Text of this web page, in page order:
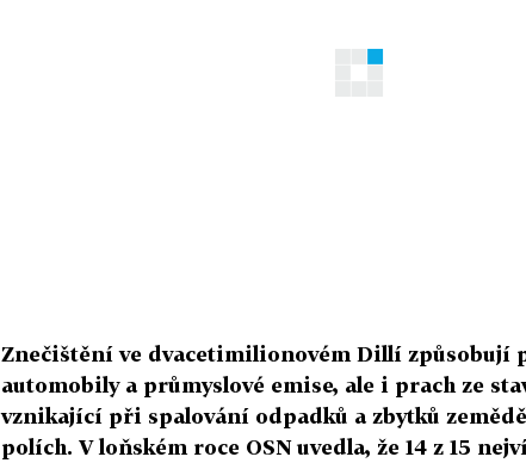
Znečištění ve dvacetimilionovém Dillí způsobují
automobily a průmyslové emise, ale i prach ze
vznikající při spalování odpadků a zbytků
polích. V loňském roce OSN uvedla, že 14 z 15